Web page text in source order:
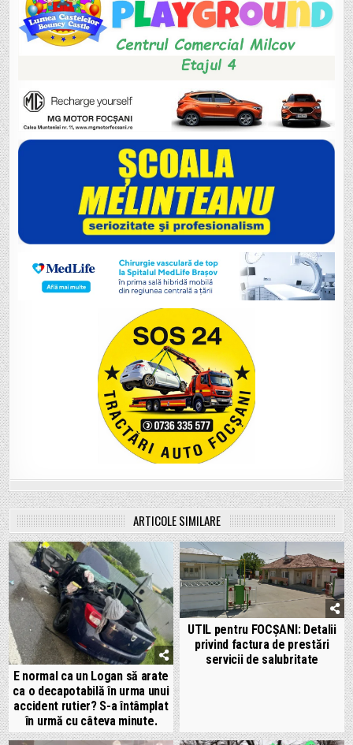
ARTICOLE SIMILARE
E normal ca un Logan să arate
ca o decapotabilă în urma unui
accident rutier? S-a întâmplat
în urmă cu câteva minute.
UTIL pentru FOCȘANI: Detalii
privind factura de prestări
servicii de salubritate